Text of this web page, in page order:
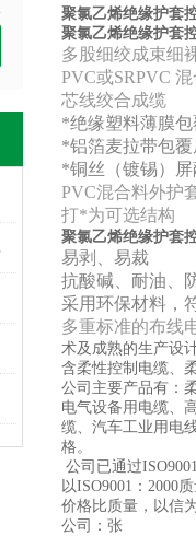
绍
聚氯乙烯绝缘护套
聚氯乙烯绝缘护套
多股细绞成束细
PVC或SRPVC
芯线绞合成缆
*绝缘塑料薄膜包
*铝箔麦拉带包
*铜丝（镀锡）
PVC混合料外护
打*为可选结构
聚氯乙烯绝缘护套
易剥、易裁
抗酸碱、耐油、
采用环保材料，
多重标准的布线
术及成熟的生产设
含柔性控制电缆、
公司主要产品有：
电气设备用电缆、
缆、汽车工业用电
格。
公司已通过
以ISO9001：2000
价格比质量，以信
公司：张